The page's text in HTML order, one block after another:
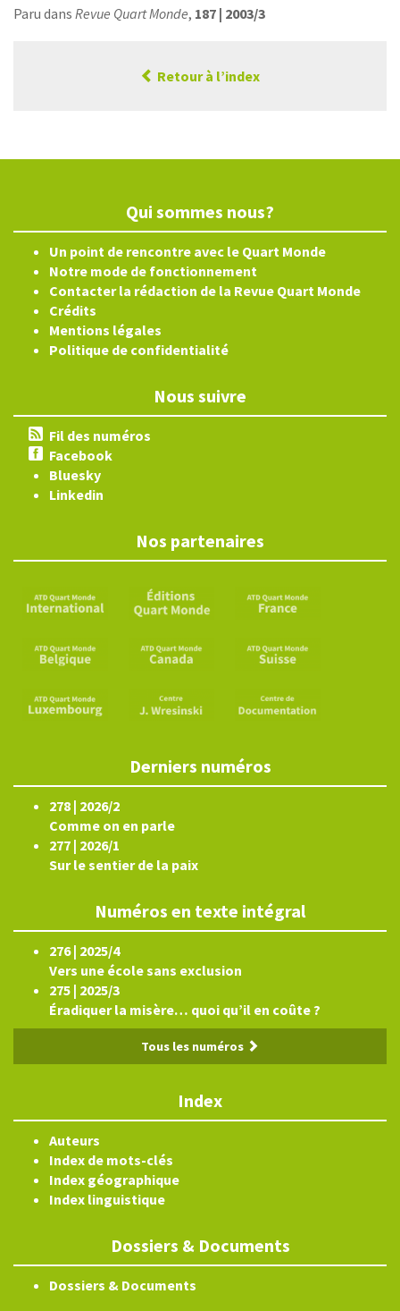
Paru dans Revue Quart Monde, 187 | 2003/3
Retour à l’index
Qui sommes nous?
Un point de rencontre avec le Quart Monde
Notre mode de fonctionnement
Contacter la rédaction de la Revue Quart Monde
Crédits
Mentions légales
Politique de confidentialité
Nous suivre
Fil des numéros
Facebook
Bluesky
Linkedin
Nos partenaires
Derniers numéros
278 | 2026/2
Comme on en parle
277 | 2026/1
Sur le sentier de la paix
Numéros en texte intégral
276 | 2025/4
Vers une école sans exclusion
275 | 2025/3
Éradiquer la misère… quoi qu’il en coûte ?
Tous les numéros
Index
Auteurs
Index de mots-clés
Index géographique
Index linguistique
Dossiers & Documents
Dossiers & Documents